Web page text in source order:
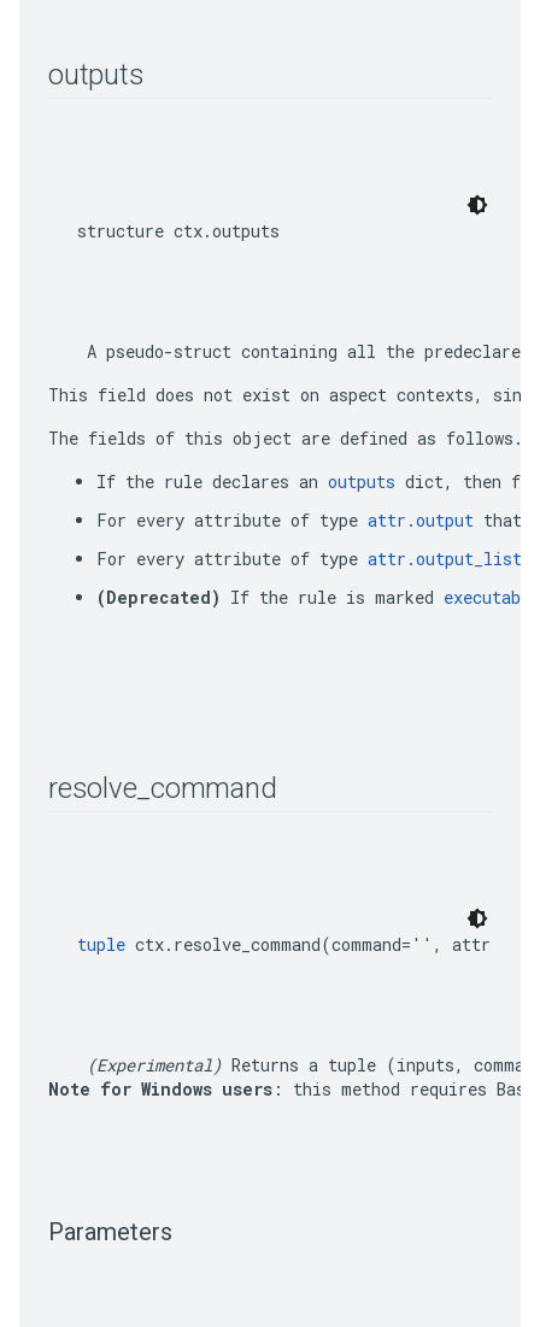
outputs
structure ctx.outputs
A pseudo-struct containing all the
This field does not exist on aspect contexts,
The fields of this object are defined as follows.
If the rule declares an outputs dict, then for
For every attribute of type attr.output that
For every attribute of type attr.output_list
(Deprecated) If the rule is marked executable
resolve _command
tuple ctx.resolve_command(command='',
(Experimental) Returns a tuple (inputs,
Note for Windows users : this method requires
Parameters